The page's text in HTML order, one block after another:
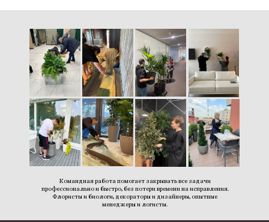
Командная работа помогает закрывать все задачи
профессионально и быстро, без потери времени на исправления.
Флористы и биологи, декораторы и дизайнеры, опытные
менеджеры и логисты.